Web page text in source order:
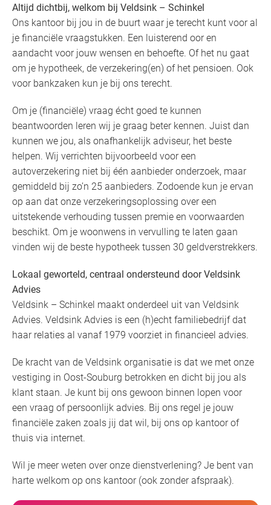
Altijd dichtbij, welkom bij Veldsink – Schinkel
Ons kantoor bij jou in de buurt waar je terecht kunt voor al
je financiële vraagstukken. Een luisterend oor en
aandacht voor jouw wensen en behoefte. Of het nu gaat
om je hypotheek, de verzekering(en) of het pensioen. Ook
voor bankzaken kun je bij ons terecht.
Om je (financiële) vraag écht goed te kunnen
beantwoorden leren wij je graag beter kennen. Juist dan
kunnen we jou, als onafhankelijk adviseur, het beste
helpen. Wij verrichten bijvoorbeeld voor een
autoverzekering niet bij één aanbieder onderzoek, maar
gemiddeld bij zo’n 25 aanbieders. Zodoende kun je ervan
op aan dat onze verzekeringsoplossing over een
uitstekende verhouding tussen premie en voorwaarden
beschikt. Om je woonwens in vervulling te laten gaan
vinden wij de beste hypotheek tussen 30 geldverstrekkers.
Lokaal geworteld, centraal ondersteund door Veldsink
Advies
Veldsink – Schinkel maakt onderdeel uit van Veldsink
Advies. Veldsink Advies is een (h)echt familiebedrijf dat
haar relaties al vanaf 1979 voorziet in financieel advies.
De kracht van de Veldsink organisatie is dat we met onze
vestiging in Oost-Souburg betrokken en dicht bij jou als
klant staan. Je kunt bij ons gewoon binnen lopen voor
een vraag of persoonlijk advies. Bij ons regel je jouw
financiële zaken zoals jij dat wil, bij ons op kantoor of
thuis via internet.
Wil je meer weten over onze dienstverlening? Je bent van
harte welkom op ons kantoor (ook zonder afspraak).